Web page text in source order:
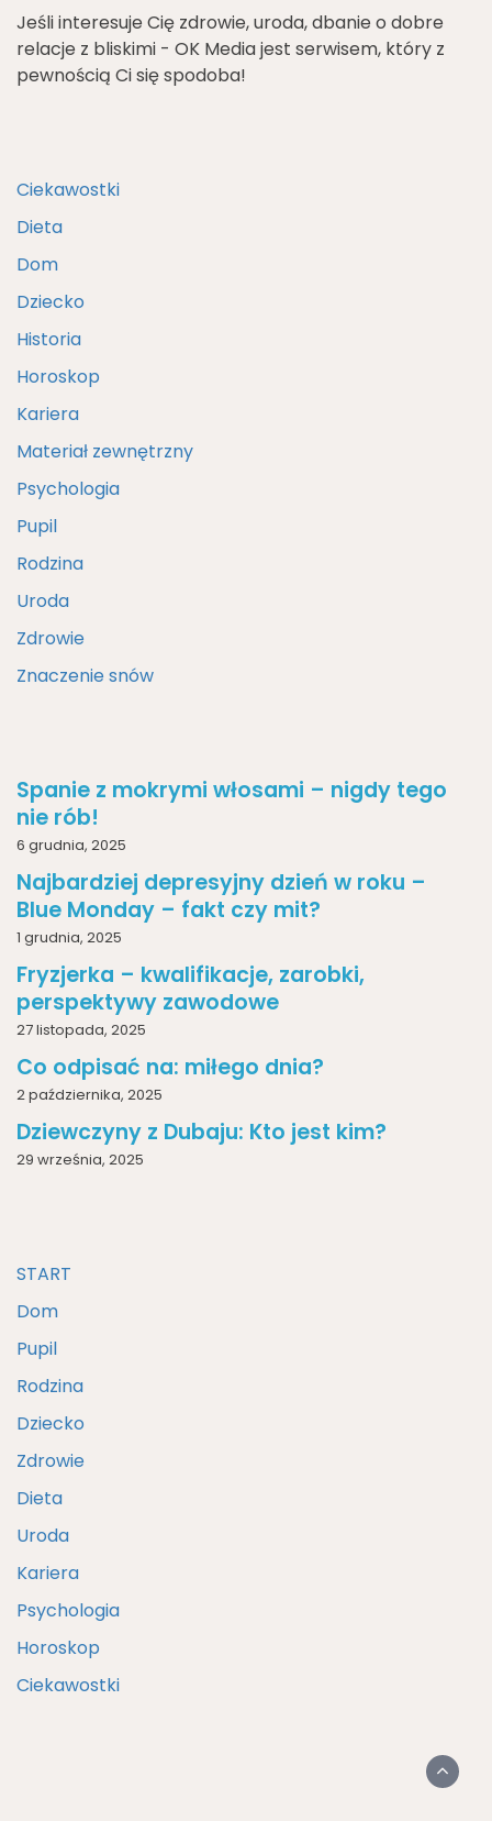
Jeśli interesuje Cię zdrowie, uroda, dbanie o dobre
relacje z bliskimi - OK Media jest serwisem, który z
pewnością Ci się spodoba!
Ciekawostki
Dieta
Dom
Dziecko
Historia
Horoskop
Kariera
Materiał zewnętrzny
Psychologia
Pupil
Rodzina
Uroda
Zdrowie
Znaczenie snów
Spanie z mokrymi włosami – nigdy tego
nie rób!
6 grudnia, 2025
Najbardziej depresyjny dzień w roku –
Blue Monday – fakt czy mit?
1 grudnia, 2025
Fryzjerka – kwalifikacje, zarobki,
perspektywy zawodowe
27 listopada, 2025
Co odpisać na: miłego dnia?
2 października, 2025
Dziewczyny z Dubaju: Kto jest kim?
29 września, 2025
START
Dom
Pupil
Rodzina
Dziecko
Zdrowie
Dieta
Uroda
Kariera
Psychologia
Horoskop
Ciekawostki